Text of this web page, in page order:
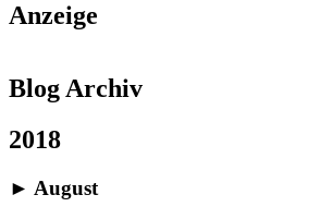
Anzeige
Blog Archiv
2018
► August